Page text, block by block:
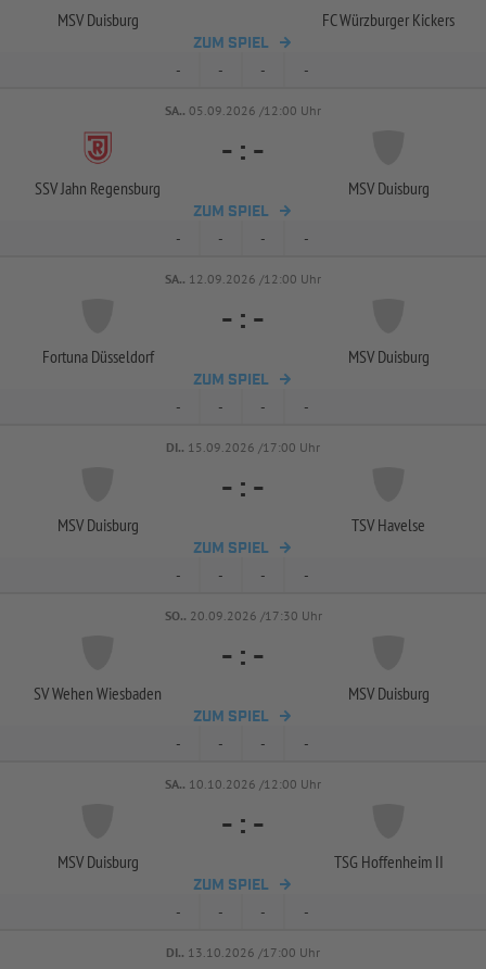
MSV Duisburg FC Würzburger Kickers
ZUM SPIEL
- - - -
SA.. 05.09.2026 /12:00 Uhr
SSV Jahn Regensburg
- : -
MSV Duisburg
ZUM SPIEL
- - - -
SA.. 12.09.2026 /12:00 Uhr
Fortuna Düsseldorf
- : -
MSV Duisburg
ZUM SPIEL
- - - -
DI.. 15.09.2026 /17:00 Uhr
MSV Duisburg
- : -
TSV Havelse
ZUM SPIEL
- - - -
SO.. 20.09.2026 /17:30 Uhr
SV Wehen Wiesbaden
- : -
MSV Duisburg
ZUM SPIEL
- - - -
SA.. 10.10.2026 /12:00 Uhr
MSV Duisburg
- : -
TSG Hoffenheim II
ZUM SPIEL
- - - -
DI.. 13.10.2026 /17:00 Uhr